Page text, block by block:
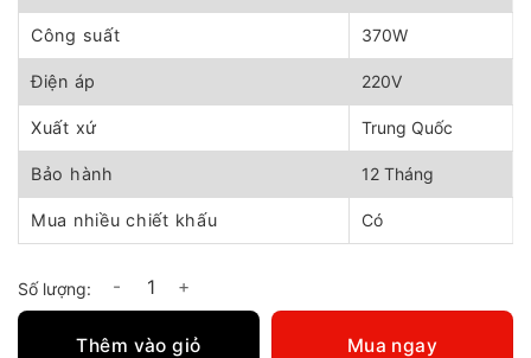
Công suất 370W
Điện áp 220V
Xuất xứ Trung Quốc
Bảo hành 12 Tháng
Mua nhiều chiết khấu Có
Quạt thông gió vuông gián tiếp Afan800 số lượng
Thêm vào giỏ Mua ngay